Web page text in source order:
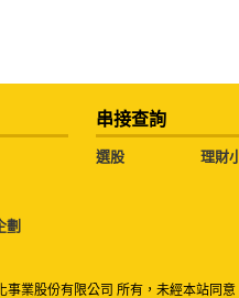
劃
串接查詢
選股 理財
事業股份有限公司 所有，未經本站同意